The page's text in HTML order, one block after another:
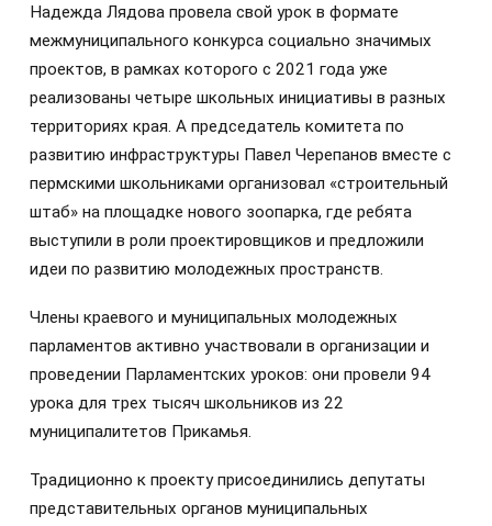
Надежда Лядова провела свой урок в формате
межмуниципального конкурса социально значимых
проектов, в рамках которого с 2021 года уже
реализованы четыре школьных инициативы в разных
территориях края. А председатель комитета по
развитию инфраструктуры Павел Черепанов вместе с
пермскими школьниками организовал «строительный
штаб» на площадке нового зоопарка, где ребята
выступили в роли проектировщиков и предложили
идеи по развитию молодежных пространств.
Члены краевого и муниципальных молодежных
парламентов активно участвовали в организации и
проведении Парламентских уроков: они провели 94
урока для трех тысяч школьников из 22
муниципалитетов Прикамья.
Традиционно к проекту присоединились депутаты
представительных органов муниципальных